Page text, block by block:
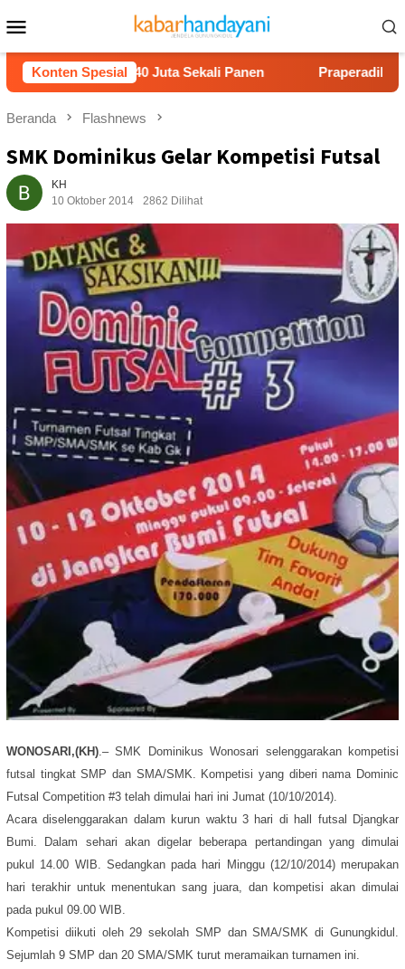
ke
kontenMobile
Konten Spesial
Rp40 Juta Sekali Panen Praperadilan Raudi
Beranda Flashnews
SMK Dominikus Gelar Kompetisi Futsal
KH
10 Oktober 2014
2862 Dilihat
WONOSARI,(KH) .– SMK Dominikus Wonosari selenggarakan kompetisi
futsal tingkat SMP dan SMA/SMK. Kompetisi yang diberi nama Dominic
Futsal Competition #3 telah dimulai hari ini Jumat (10/10/2014).
Acara diselenggarakan dalam kurun waktu 3 hari di hall futsal Djangkar
Bumi. Dalam sehari akan digelar beberapa pertandingan yang dimulai
pukul 14.00 WIB. Sedangkan pada hari Minggu (12/10/2014) merupakan
hari terakhir untuk menentukan sang juara, dan kompetisi akan dimulai
pada pukul 09.00 WIB.
Kompetisi diikuti oleh 29 sekolah SMP dan SMA/SMK di Gunungkidul.
Sejumlah 9 SMP dan 20 SMA/SMK turut meramaikan turnamen ini.